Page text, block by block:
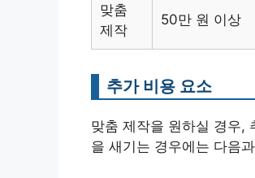
맞춤
제작
50만 원 이상
추가 비용 요소
맞춤 제작을 원하실 경우,
을 새기는 경우에는 다음